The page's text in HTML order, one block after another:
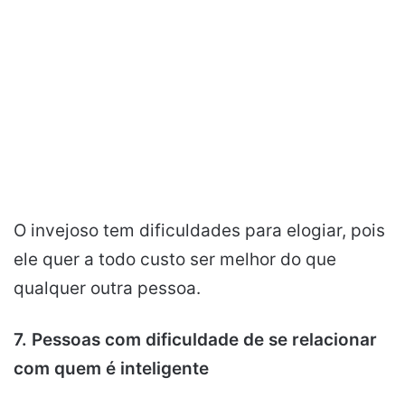
O invejoso tem dificuldades para elogiar, pois
ele quer a todo custo ser melhor do que
qualquer outra pessoa.
7. Pessoas com dificuldade de se relacionar
com quem é inteligente